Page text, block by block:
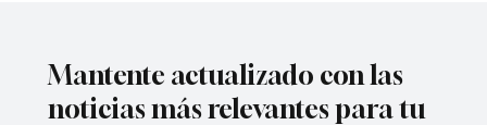
Mantente actualizado con las
noticias más relevantes para tu